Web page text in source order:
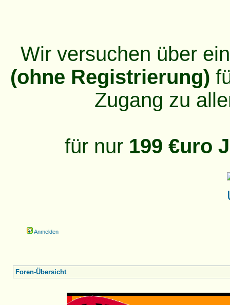
Wir versuchen über
(ohne Registrierung)
Zugang zu
für nur 199 €uro
Anmelden
Foren-Übersicht